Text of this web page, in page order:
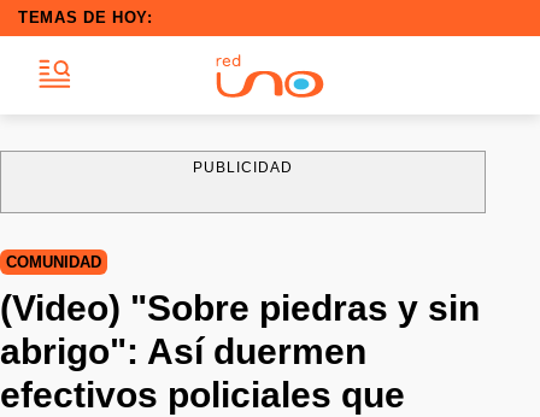
TEMAS DE HOY:
PUBLICIDAD
COMUNIDAD
(Video) "Sobre piedras y sin
abrigo": Así duermen
efectivos policiales que